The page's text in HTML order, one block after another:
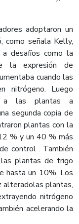
adoptaron un
como señala Kelly,
desafíos como la
la expresión de
cuando las
nitrógeno. Luego
a las plantas a
segunda copia de
plantas con la
% y un 40 % más
control . También
las plantas de trigo
hasta un 10%. Los
alteradolas plantas,
nitrógeno
acelerando la